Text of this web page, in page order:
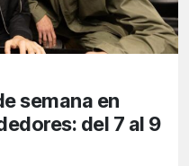
semana en
del 7 al 9